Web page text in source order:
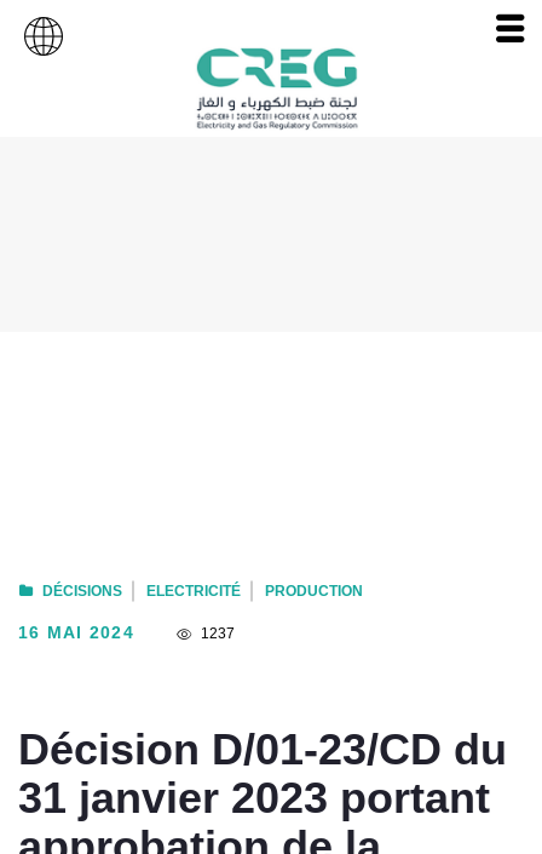
DÉCISIONS ELECTRICITÉ PRODUCTION
16 MAI 2024 1237
Décision D/01-23/CD du
31 janvier 2023 portant